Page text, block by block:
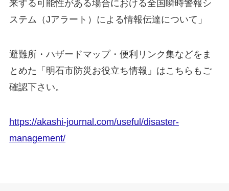
来する可能性がある場合における全国瞬時警報シ
ステム（Jアラート）による情報伝達について」
避難所・ハザードマップ・便利リンク集などをま
とめた「明石市防災お役立ち情報」はこちらもご
確認下さい。
https://akashi-journal.com/useful/disaster-
management/